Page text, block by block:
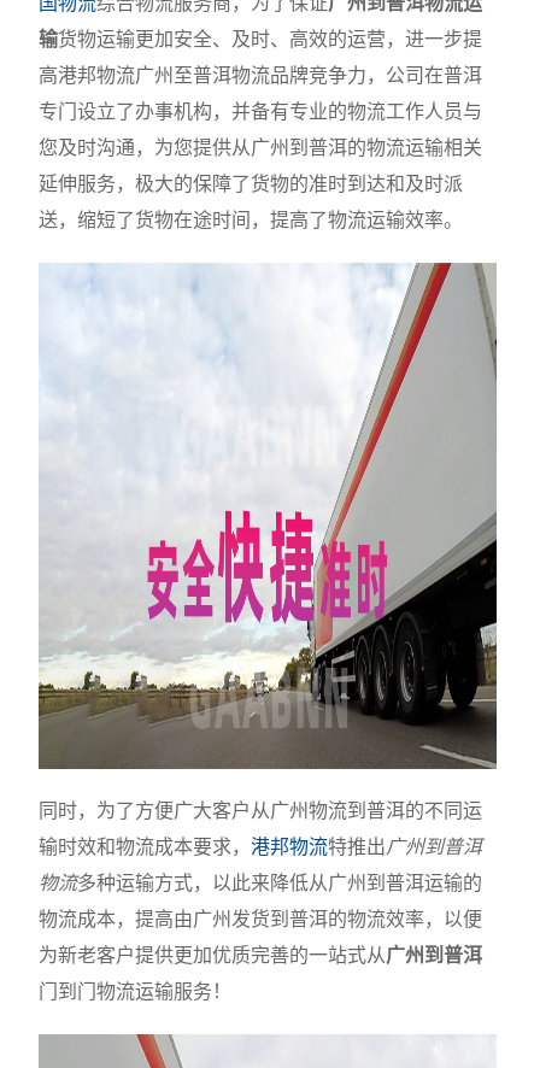
输货物运输更加安全、及时、高效的运营，进一步提
高港邦物流广州至普洱物流品牌竞争力，公司在普洱
专门设立了办事机构，并备有专业的物流工作人员与
您及时沟通，为您提供从广州到普洱的物流运输相关
延伸服务，极大的保障了货物的准时到达和及时派
送，缩短了货物在途时间，提高了物流运输效率。
同时，为了方便广大客户从广州物流到普洱的不同运
输时效和物流成本要求，港邦物流特推出广州到普洱
物流多种运输方式，以此来降低从广州到普洱运输的
物流成本，提高由广州发货到普洱的物流效率，以便
为新老客户提供更加优质完善的一站式从广州到普洱
门到门物流运输服务！